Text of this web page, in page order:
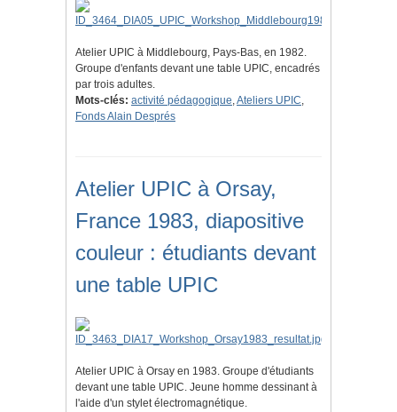
Atelier UPIC à Middlebourg, Pays-Bas, en 1982.
Groupe d'enfants devant une table UPIC, encadrés
par trois adultes.
Mots-clés: activité pédagogique,Ateliers UPIC,
Fonds Alain Després
Atelier UPIC à Orsay,
France 1983, diapositive
couleur : étudiants devant
une table UPIC
Atelier UPIC à Orsay en 1983. Groupe d'étudiants
devant une table UPIC. Jeune homme dessinant à
l'aide d'un stylet électromagnétique.